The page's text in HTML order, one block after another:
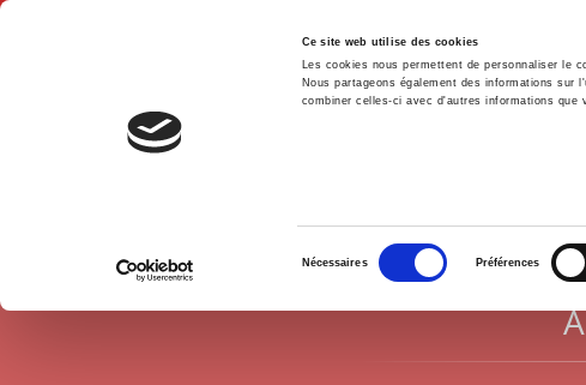
Ce site web utilise des cookies
Les cookies nous permettent de personnaliser le
Nous partageons également des informations
combiner celles-ci avec d'autres informations
consentement
Nécessaires Préférences
Accueil